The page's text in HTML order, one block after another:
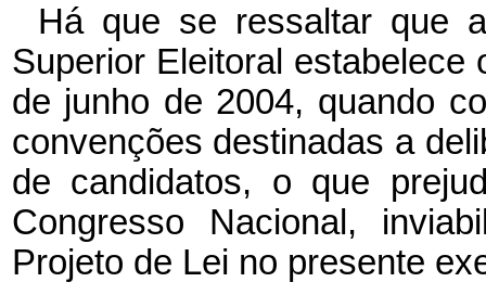
Há que se ressaltar que
Superior Eleitoral estabelece
de junho de 2004, quando
convenções destinadas a
de candidatos, o que
Congresso Nacional,
Projeto de Lei no presente